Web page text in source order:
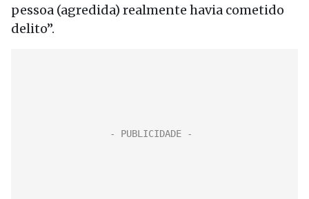
pessoa (agredida) realmente havia cometido
delito”.